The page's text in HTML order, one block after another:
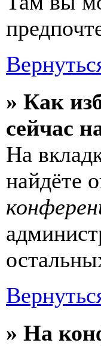
» Как
сейчас
На
найдёте
» На